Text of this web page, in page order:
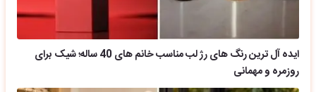
ایده آل ترین رنگ های رژ لب مناسب خانم های 40 ساله؛ شیک برای
روزمره و مهمانی